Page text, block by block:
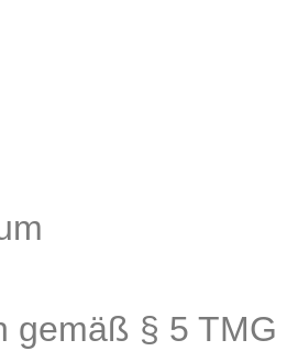
gemäß § 5 TMG